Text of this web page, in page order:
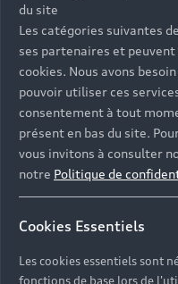
L’option
numérique¹
parfaite des
diffusées de
du site
Les catégories suivantes
ses partenaires et
cookies. Nous avons
pouvoir utiliser ces
consentement à tout
présent en bas du site.
vous invitons à consulter
notre Politique de
Cookies Essentiels
Les cookies essentiels sont
fonctions de base lors de